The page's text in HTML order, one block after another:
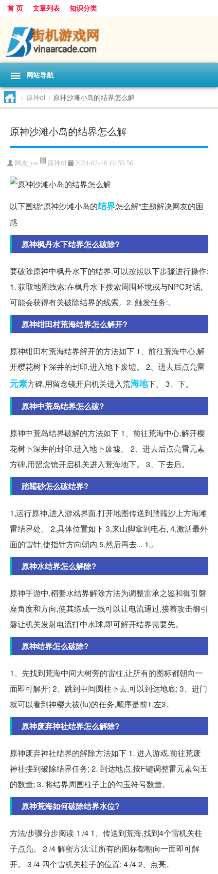
首 页 文章列表 知识分类
网站导航
> 原神ol > 原神沙滩小岛的结界怎么解
原神沙滩小岛的结界怎么解
网友:yss 原神ol 2024-02-16 10:59:56
以下围绕“原神沙滩小岛的结界怎么解”主题解决网友的困
惑
原神枫丹水下结界怎么破除?
要破除原神中枫丹水下的结界,可以按照以下步骤进行操作:
1. 获取地图线索:在枫丹水下搜索周围环境或与NPC对话,
可能会获得有关破除结界的线索。2. 触发任务:。
原神绀田村荒海结界怎么解开?
原神绀田村荒海结界解开的方法如下 1、前往荒海中心,解
开樱花树下深井的封印,进入地下废墟。 2、进去后点亮雷
元素方碑,用留念镜开启机关进入荒海地下。 3、下。
原神中荒岛结界怎么破?
原神中荒岛结界破解的方法如下 1、前往荒海中心,解开樱
花树下深井的封印,进入地下废墟。 2、进去后点亮雷元素
方碑,用留念镜开启机关进入荒海地下。 3、下去后。
踏鞴砂怎么破结界?
1,运行原神,进入游戏界面,打开地图传送到踏鞴沙上方海滩
雷结界处。 2,具体位置如下 3,来山脚拿到电石, 4,激活最外
面的雷针,使指针方向朝内 5,然后再去... 1,。
原神水结界怎么解除?
原神手游中,稻妻水结界解除方法为调整雷承之鉴和御引磐
座角度和方向,使其练成一线可以让电流通过,接着攻击御引
磐让机关发射电流打中水球,即可解开结界需要先。
原神结界怎么破除?
1、先找到荒海中间大树旁的雷柱,让所有的图标都朝向一
面即可解开; 2、跳到中间圆柱下去,可以到达地底; 3、进门
就可以看到神樱大祓(fu)的任务,顺序是前1,左3。
原神废弃神社结界怎么解除?
原神废弃神社结界的解除方法如下 1. 进入游戏,前往荒废
神社接到破除结界任务; 2. 到达地点,按F键调整雷元素勾玉
的数量; 3. 将结界周围柱子上的勾玉符号数量。
原神荒海如何破除结界水位?
方法/步骤分步阅读 1 /4 1、传送到荒海,找到4个雷机关柱
子点亮。 2 /4 解密方法:让所有的图标都朝向一面即可解
开。 3 /4 四个雷机关柱子的位置: 4 /4 2、点亮。